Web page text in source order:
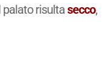
risultasecco,